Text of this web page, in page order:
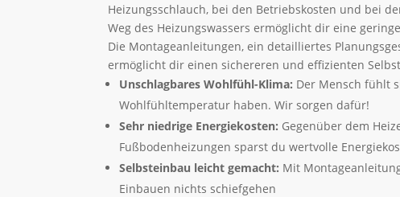
Heizungsschlauch, bei den Betriebskosten und bei
Weg des Heizungswassers ermöglicht dir eine
Die Montageanleitungen, ein detailliertes
ermöglicht dir einen sichereren und effizienten
Unschlagbares Wohlfühl-Klima: Der Mensch fühlt
Wohlfühltemperatur haben. Wir sorgen dafür!
Sehr niedrige Energiekosten: Gegenüber dem
Fußbodenheizungen sparst du wertvolle
Selbsteinbau leicht gemacht: Mit
Einbauen nichts schiefgehen